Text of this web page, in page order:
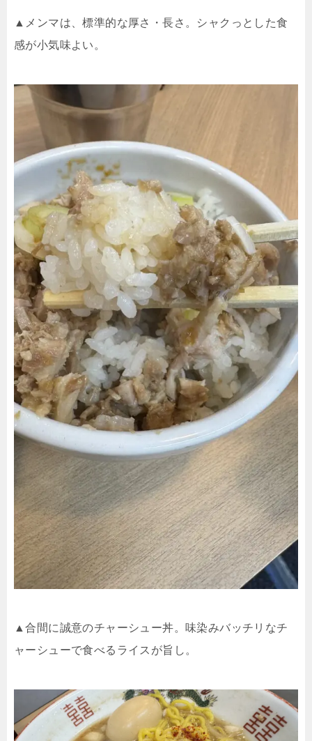
▲メンマは、標準的な厚さ・長さ。シャクっとした食
感が小気味よい。
▲合間に誠意のチャーシュー丼。味染みバッチリなチ
ャーシューで食べるライスが旨し。